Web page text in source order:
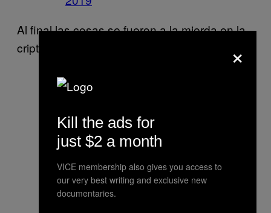
Al final las cosas se fueron a la mierda en la
cripta, pero ¿es que no se veía a venir?
Everyone in the crypt like:
#GameOfThrones
pic.twitter.com/TSk3gCJk2
R
— Andrea Hines, she/they
(@_andreahines)April 29,
2019
×
Kill the ads for
just $2 a month
VICE membership also gives you access to
our very best writing and exclusive new
documentaries.